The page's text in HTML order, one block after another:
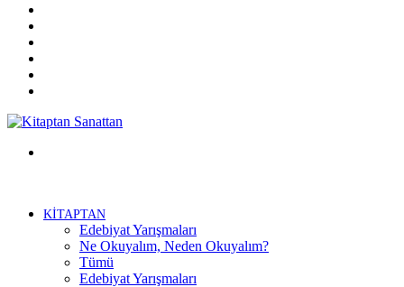
KİTAPTAN
Edebiyat Yarışmaları
Ne Okuyalım, Neden Okuyalım?
Tümü
Edebiyat Yarışmaları